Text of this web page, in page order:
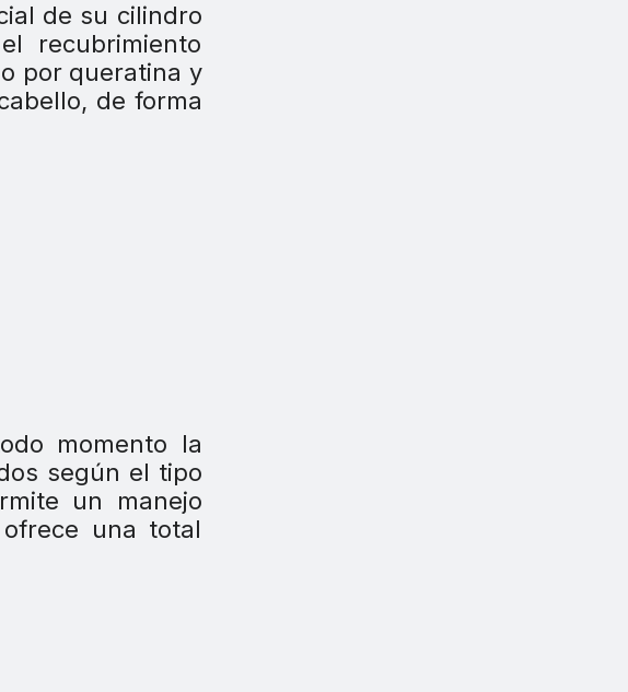
de su cilindro
recubrimiento
por queratina y
de forma
momento la
según el tipo
un manejo
una total